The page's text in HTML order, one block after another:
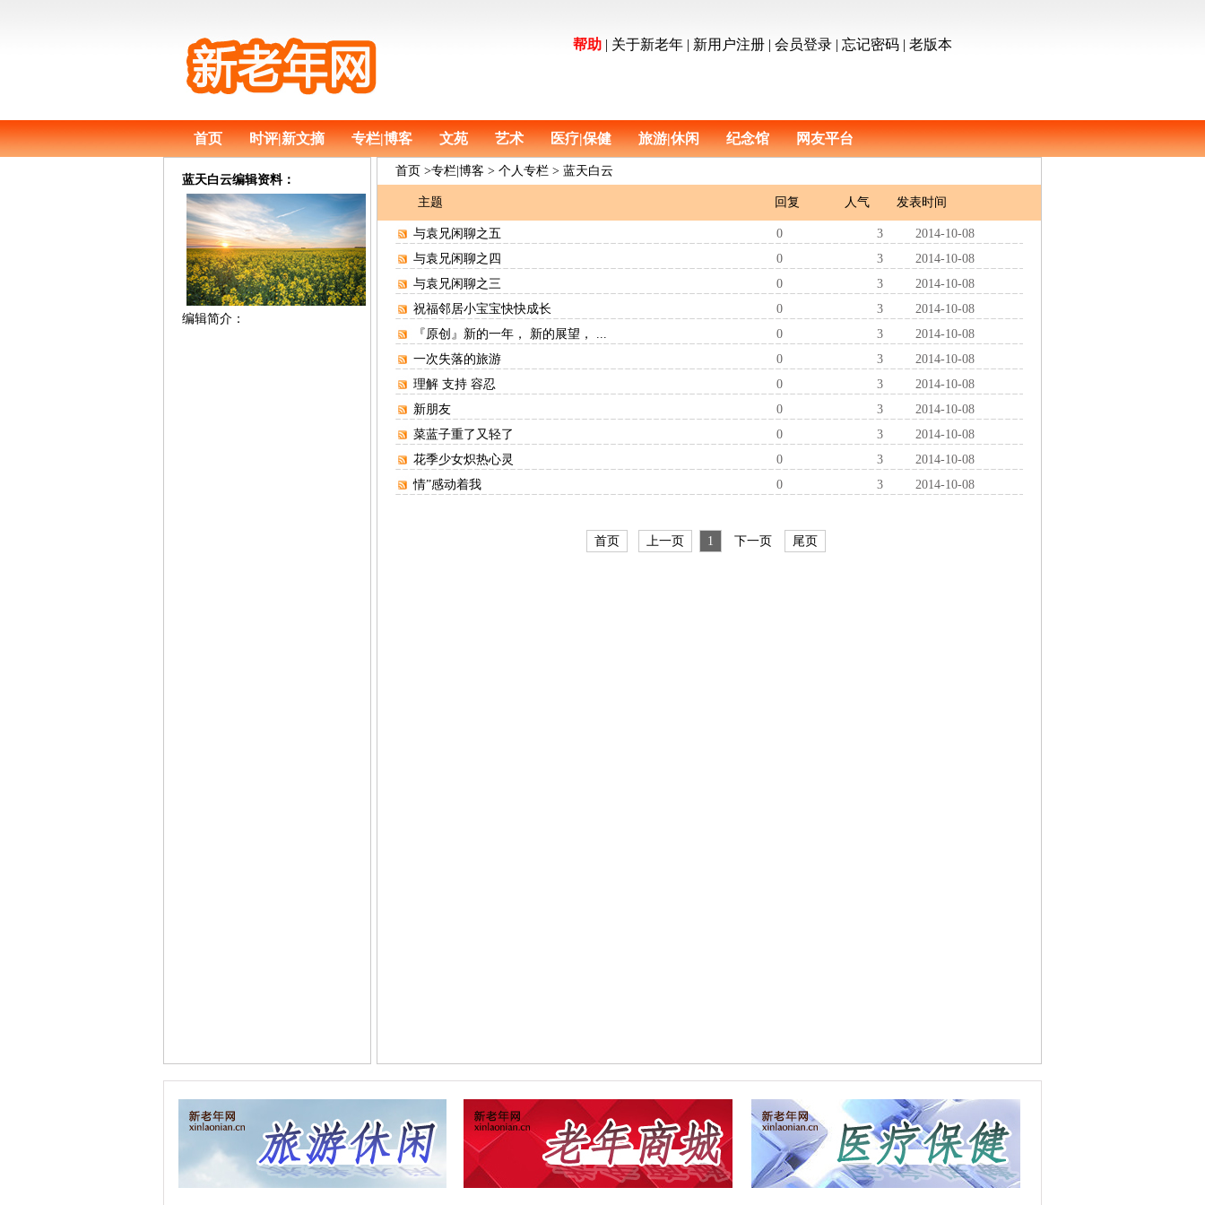
帮助 | 关于新老年 | 新用户注册 | 会员登录 | 忘记密码 | 老版本
首页 时评|新文摘 专栏|博客 文苑 艺术 医疗|保健 旅游|休闲 纪念馆 网友平台
蓝天白云编辑资料：
编辑简介：
首页 >专栏|博客 > 个人专栏 > 蓝天白云
主题 回复 人气 发表时间
与袁兄闲聊之五 0 3
2014-10-08
与袁兄闲聊之四
0 3
2014-10-08
与袁兄闲聊之三
0 3
2014-10-08
祝福邻居小宝宝快快成长
0 3
2014-10-08
『原创』新的一年， 新的展望， ...
0 3
2014-10-08
一次失落的旅游
0 3
2014-10-08
理解 支持 容忍
0 3
2014-10-08
新朋友
0 3
2014-10-08
菜蓝子重了又轻了
0 3
2014-10-08
花季少女炽热心灵
0 3
2014-10-08
情”感动着我
0 3 2014-10-08
首页 上一页 1 下一页 尾页